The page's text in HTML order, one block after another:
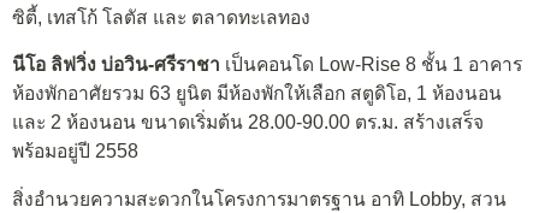
ซิตี้, เทสโก้ โลตัส และ ตลาดทะเลทอง
นีโอ ลิฟวิ่ง บ่อวิน-ศรีราชา เป็นคอนโด Low-Rise 8 ชั้น 1 อาคาร
ห้องพักอาศัยรวม 63 ยูนิต มีห้องพักให้เลือก สตูดิโอ, 1 ห้องนอน
และ 2 ห้องนอน ขนาดเริ่มต้น 28.00-90.00 ตร.ม. สร้างเสร็จ
พร้อมอยู่ปี 2558
สิ่งอำนวยความสะดวกในโครงการมาตรฐาน อาทิ Lobby, สวน